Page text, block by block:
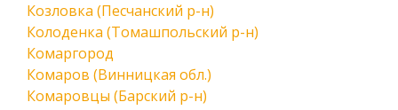
Козловка (Песчанский р-н)
Колоденка (Томашпольский р-н)
Комаргород
Комаров (Винницкая обл.)
Комаровцы (Барский р-н)